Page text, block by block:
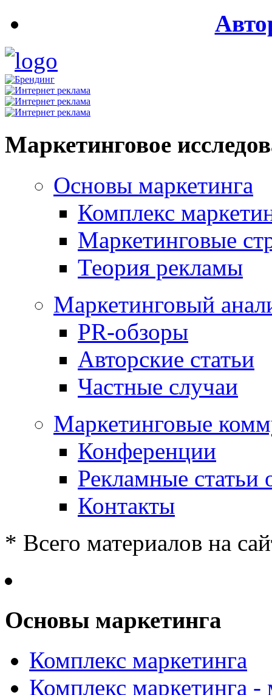
Маркетинговое
Основы маркетинга
Комплекс
Маркетинговые
Теория рекламы
Маркетинговый
PR-обзоры
Авторские статьи
Частные случаи
Маркетинговые
Конференции
Рекламные статьи
Контакты
* Всего материалов на
Основы маркетинга
Комплекс маркетинга
Комплекс маркетинга